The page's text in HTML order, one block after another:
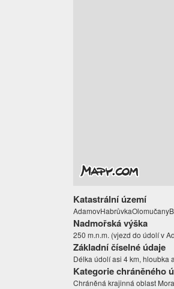
Katastrální území
Nadmořská výška
250 m.n.m. (vjezd do údolí v
Základní číselné údaje
Délka údolí asi 4 km, hloubka
Kategorie chráněného
Chráněná krajinná oblast